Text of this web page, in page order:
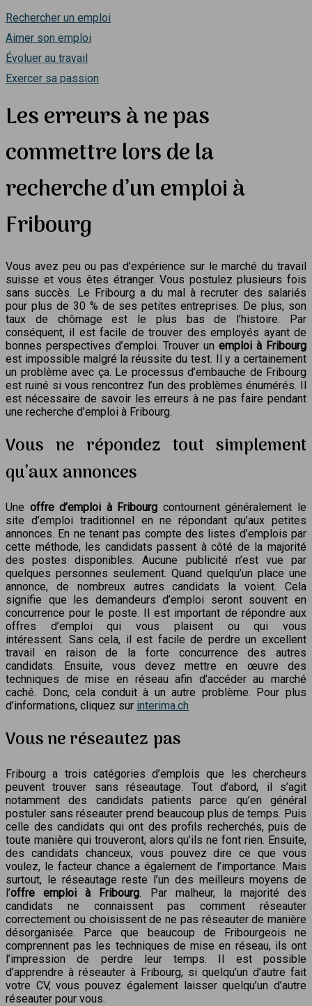
Rechercher un emploi
Aimer son emploi
Évoluer au travail
Exercer sa passion
Les erreurs à ne pas
commettre lors de la
recherche d’un emploi à
Fribourg
Vous avez peu ou pas d’expérience sur le marché du travail
suisse et vous êtes étranger. Vous postulez plusieurs fois
sans succès. Le Fribourg a du mal à recruter des salariés
pour plus de 30 % de ses petites entreprises. De plus, son
taux de chômage est le plus bas de l’histoire. Par
conséquent, il est facile de trouver des employés ayant de
bonnes perspectives d’emploi. Trouver un emploi à Fribourg
est impossible malgré la réussite du test. Il y a certainement
un problème avec ça. Le processus d’embauche de Fribourg
est ruiné si vous rencontrez l’un des problèmes énumérés. Il
est nécessaire de savoir les erreurs à ne pas faire pendant
une recherche d’emploi à Fribourg.
Vous ne répondez tout simplement
qu’aux annonces
Une offre d’emploi à Fribourg contournent généralement le
site d’emploi traditionnel en ne répondant qu’aux petites
annonces. En ne tenant pas compte des listes d’emplois par
cette méthode, les candidats passent à côté de la majorité
des postes disponibles. Aucune publicité n’est vue par
quelques personnes seulement. Quand quelqu’un place une
annonce, de nombreux autres candidats la voient. Cela
signifie que les demandeurs d’emploi seront souvent en
concurrence pour le poste. Il est important de répondre aux
offres d’emploi qui vous plaisent ou qui vous
intéressent. Sans cela, il est facile de perdre un excellent
travail en raison de la forte concurrence des autres
candidats. Ensuite, vous devez mettre en œuvre des
techniques de mise en réseau afin d’accéder au marché
caché. Donc, cela conduit à un autre problème. Pour plus
d’informations, cliquez sur interima.ch
Vous ne réseautez pas
Fribourg a trois catégories d’emplois que les chercheurs
peuvent trouver sans réseautage. Tout d’abord, il s’agit
notamment des candidats patients parce qu’en général
postuler sans réseauter prend beaucoup plus de temps. Puis
celle des candidats qui ont des profils recherchés, puis de
toute manière qui trouveront, alors qu’ils ne font rien. Ensuite,
des candidats chanceux, vous pouvez dire ce que vous
voulez, le facteur chance a également de l’importance. Mais
surtout, le réseautage reste l’un des meilleurs moyens de
l’offre emploi à Fribourg. Par malheur, la majorité des
candidats ne connaissent pas comment réseauter
correctement ou choisissent de ne pas réseauter de manière
désorganisée. Parce que beaucoup de Fribourgeois ne
comprennent pas les techniques de mise en réseau, ils ont
l’impression de perdre leur temps. Il est possible
d’apprendre à réseauter à Fribourg, si quelqu’un d’autre fait
votre CV, vous pouvez également laisser quelqu’un d’autre
réseauter pour vous.